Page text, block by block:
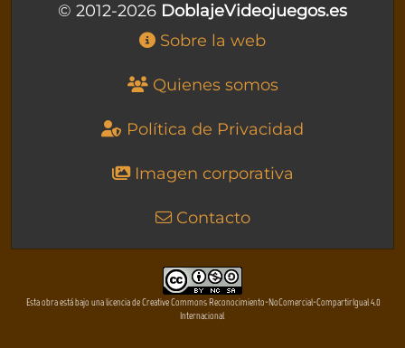
© 2012-2026 DoblajeVideojuegos.es
Sobre la web
Quienes somos
Política de Privacidad
Imagen corporativa
Contacto
Esta obra está bajo una licencia de Creative Commons Reconocimiento-NoComercial-CompartirIgual 4.0
Internacional